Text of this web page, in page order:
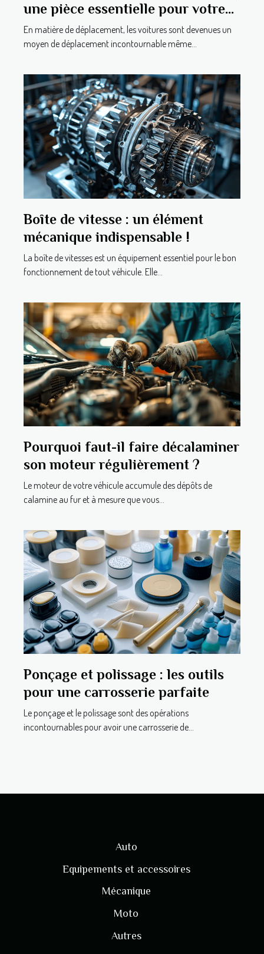
une pièce essentielle pour votre
voiture
En matière de déplacement, les voitures sont devenues un
moyen de déplacement incontournable même...
Boîte de vitesse : un élément
mécanique indispensable !
La boîte de vitesses est un équipement essentiel pour le bon
fonctionnement de tout véhicule. Elle...
Pourquoi faut-il faire décalaminer
son moteur régulièrement ?
Le moteur de votre véhicule accumule des dépôts de
calamine au fur et à mesure que vous...
Ponçage et polissage : les outils
pour une carrosserie parfaite
Le ponçage et le polissage sont des opérations
incontournables pour avoir une carrosserie de...
Auto
Equipements et accessoires
Mécanique
Moto
Autres